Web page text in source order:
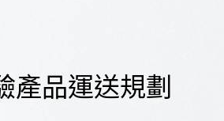
產品運送規劃